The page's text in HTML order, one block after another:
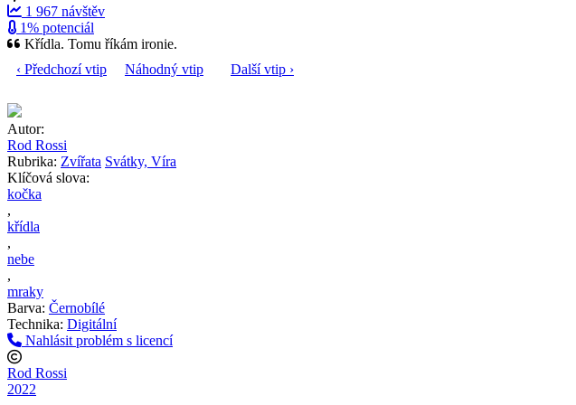
1 967 návštěv
1% potenciál
Křídla. Tomu říkám ironie.
‹ Předchozí vtip
Náhodný vtip Další vtip ›
Autor:
Rod Rossi
Rubrika: Zvířata Svátky, Víra
Klíčová slova:
kočka
,
křídla
,
nebe
,
mraky
Barva: Černobílé
Technika: Digitální
Nahlásit problém s licencí
Rod Rossi
2022